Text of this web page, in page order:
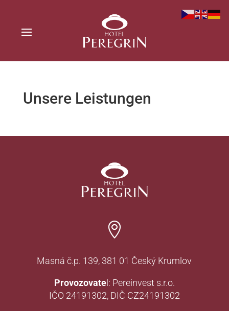
Unsere Leistungen

Masná č.p. 139, 381 01 Český Krumlov
Provozovatel: Pereinvest s.r.o.
IČO 24191302, DIČ CZ24191302